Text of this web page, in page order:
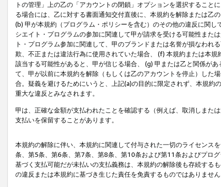
トの管理」上の乙の「アカウントの閉鎖」オプションを選択するこ
る場合には、乙に対する書面通知交付直後に、本規約を解除または乙
(b) 甲が本規約（プログラム・ポリシーを含む）のその他の違反に関
シエイト・プログラムの参加に関連して甲が請求を受ける可能性また
ト・プログラム参加に関連して、甲のブランドまたは名誉が損なわれ
欺、不正または違法行為に使用されていた場合、 (f) 本規約または本
該当する可能性があると、甲が信じる場合、 (g) 甲または乙と関係が
て、甲が以前に本規約を解除（もしくは乙のアカウントを停止）した
合。疑義を避けるためにいうと、上記(a)の目的に限定されず、本規
重大な違反とみなされます。
甲は、正確な金額が支払われたことを確認する（例えば、取消しまた
支払いを保留することがあります。
本規約の解除に伴い、本規約に関連して付与された一切のライセンス
条、第5条、第6条、第7条、第8条、第10条および第11条およびプロ
基づく支払可能だが未払いの支払義務は、本規約の解除後も存続する
の違反または本規約に基づき生じた責任を免責するものではありませ